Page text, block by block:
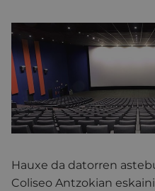
Hauxe da datorren
Coliseo Antzokian